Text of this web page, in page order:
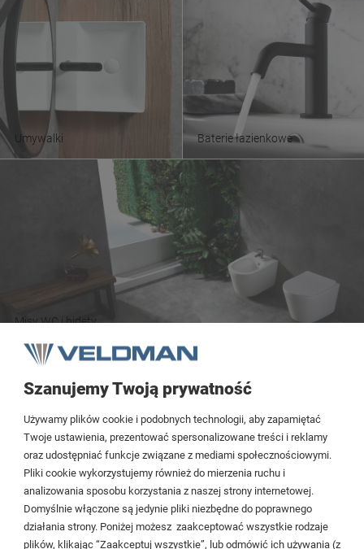
Misy WC i bidety
Umywalki Baterie łazienkowe
Cieślewskich 54
03-017 Warszawa
22 299 45 25
biuro@veldman.pl
Szanujemy Twoją prywatność
Używamy plików cookie i podobnych technologii, aby zapamiętać
Twoje ustawienia, prezentować spersonalizowane treści i reklamy
oraz udostępniać funkcje związane z mediami społecznościowymi.
Pliki cookie wykorzystujemy również do mierzenia ruchu i
analizowania sposobu korzystania z naszej strony internetowej.
Domyślnie włączone są jedynie pliki niezbędne do poprawnego
działania strony. Poniżej możesz zaakceptować wszystkie rodzaje
plików, klikając “Zaakceptuj wszystkie”, lub odmówić ich używania (z